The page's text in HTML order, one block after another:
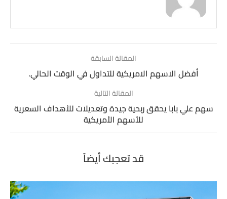
المقالة السابقة
أفضل الاسهم الامريكية للتداول في الوقت الحالي.
المقالة التالية
سهم علي بابا يحقق ربحية جيدة وتعديلات للأهداف السعرية
للأسهم الأمريكية
قد تعجبك أيضاً